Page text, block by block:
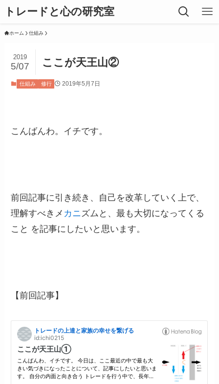
トレードと心の研究室
ホーム 仕組み
ここが天王山②
2019
5/07
仕組み 修行 2019年5月7日
こんばんわ。イチです。
前回記事に引き続き、自己を改革していく上で、
理解すべきメ カニ ズムと、最も大切になってくる
こと を記事にしたいと思います。
【前回記事】